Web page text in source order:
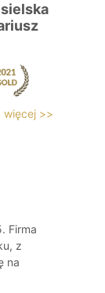
więcej >>
Firma
z
na